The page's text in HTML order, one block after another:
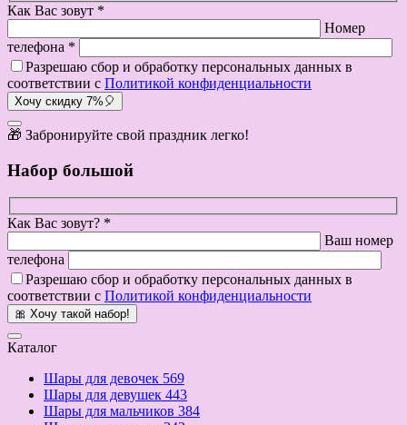
Как Вас зовут *
Номер
телефона *
Разрешаю сбор и обработку персональных данных в
соответствии с Политикой конфиденциальности
Хочу скидку 7%🎈
🎁 Забронируйте свой праздник легко!
Набор большой
Как Вас зовут? *
Ваш номер
телефона
Разрешаю сбор и обработку персональных данных в
соответствии с Политикой конфиденциальности
🎀 Хочу такой набор!
Каталог
Шары для девочек 569
Шары для девушек 443
Шары для мальчиков 384